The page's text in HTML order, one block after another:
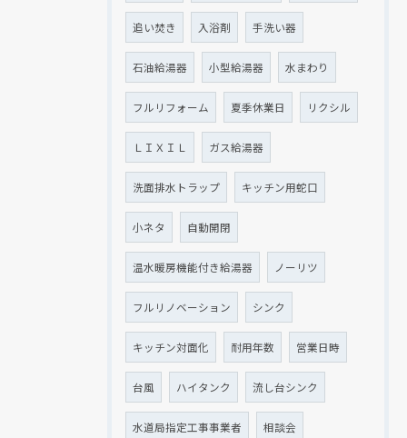
追い焚き 入浴剤 手洗い器
石油給湯器 小型給湯器 水まわり
フルリフォーム 夏季休業日 リクシル
ＬＩＸＩＬ ガス給湯器
洗面排水トラップ キッチン用蛇口
小ネタ 自動開閉
温水暖房機能付き給湯器 ノーリツ
フルリノベーション シンク
キッチン対面化 耐用年数 営業日時
台風 ハイタンク 流し台シンク
水道局指定工事事業者 相談会